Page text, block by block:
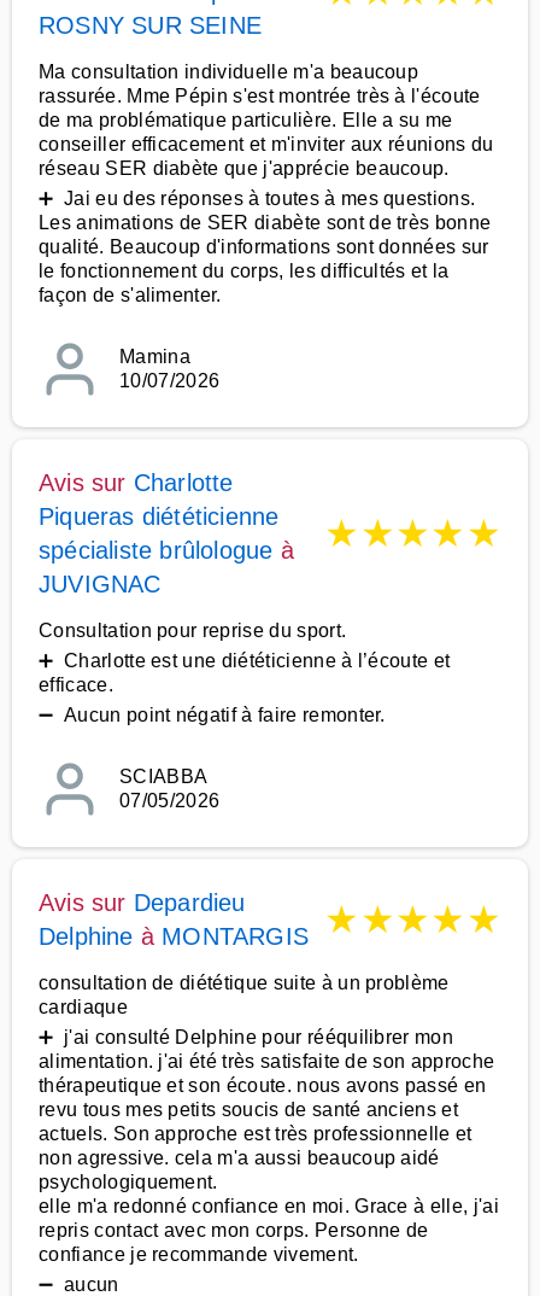
ROSNY SUR SEINE
Ma consultation individuelle m'a beaucoup
rassurée. Mme Pépin s'est montrée très à l'écoute
de ma problématique particulière. Elle a su me
conseiller efficacement et m'inviter aux réunions du
réseau SER diabète que j'apprécie beaucoup.
➕ Jai eu des réponses à toutes à mes questions.
Les animations de SER diabète sont de très bonne
qualité. Beaucoup d'informations sont données sur
le fonctionnement du corps, les difficultés et la
façon de s'alimenter.
Mamina
10/07/2026
Avis sur Charlotte
Piqueras diététicienne
spécialiste brûlologue à
JUVIGNAC
★★★★★
Consultation pour reprise du sport.
➕ Charlotte est une diététicienne à l’écoute et
efficace.
➖ Aucun point négatif à faire remonter.
SCIABBA
07/05/2026
Avis sur Depardieu
Delphine à MONTARGIS ★★★★★
consultation de diététique suite à un problème
cardiaque
➕ j'ai consulté Delphine pour rééquilibrer mon
alimentation. j'ai été très satisfaite de son approche
thérapeutique et son écoute. nous avons passé en
revu tous mes petits soucis de santé anciens et
actuels. Son approche est très professionnelle et
non agressive. cela m'a aussi beaucoup aidé
psychologiquement.
elle m'a redonné confiance en moi. Grace à elle, j'ai
repris contact avec mon corps. Personne de
confiance je recommande vivement.
➖ aucun